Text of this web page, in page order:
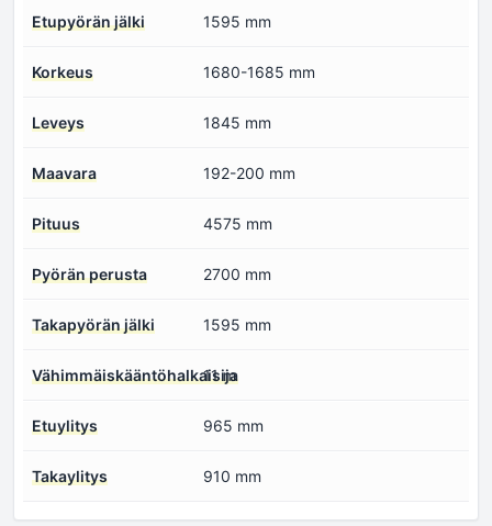
Etupyörän jälki 1595 mm
Korkeus 1680-1685 mm
Leveys 1845 mm
Maavara 192-200 mm
Pituus 4575 mm
Pyörän perusta 2700 mm
Takapyörän jälki 1595 mm
Vähimmäiskääntöhalkaisija
11 m
Etuylitys 965 mm
Takaylitys 910 mm